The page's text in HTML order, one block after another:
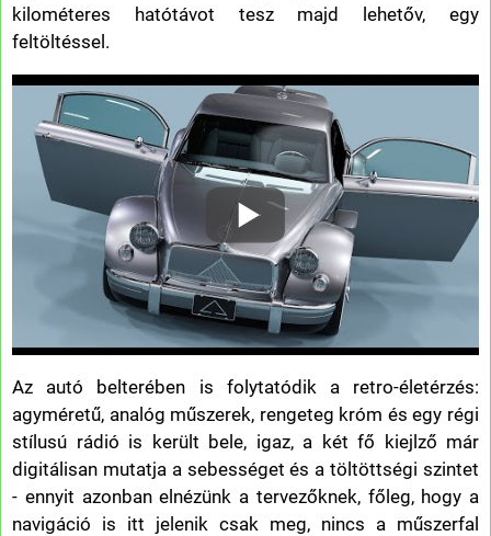
kilométeres hatótávot tesz majd lehetőv, egy
feltöltéssel.
Az autó belterében is folytatódik a retro-életérzés:
agyméretű, analóg műszerek, rengeteg króm és egy régi
stílusú rádió is került bele, igaz, a két fő kiejlző már
digitálisan mutatja a sebességet és a töltöttségi szintet
- ennyit azonban elnézünk a tervezőknek, főleg, hogy a
navigáció is itt jelenik csak meg, nincs a műszerfal